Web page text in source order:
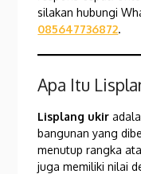
silakan hubungi
085647736872.
Apa Itu
Lisplang ukir
bangunan yang
menutup rangka
juga memiliki nilai